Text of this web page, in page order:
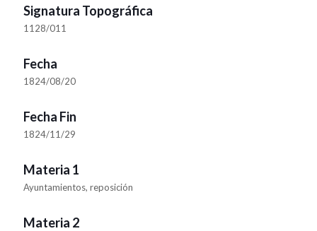
Signatura Topográfica
1128/011
Fecha
1824/08/20
Fecha Fin
1824/11/29
Materia 1
Ayuntamientos, reposición
Materia 2